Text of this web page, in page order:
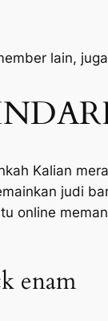
lain,
Kalian
judi
online
enam